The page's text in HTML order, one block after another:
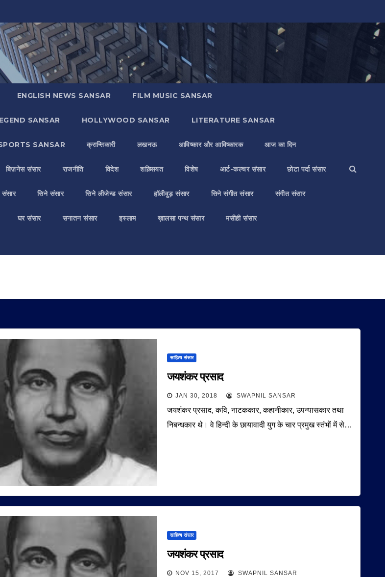
ENGLISH NEWS SANSAR FILM MUSIC SANSAR
SANSAR HOLLYWOOD SANSAR LITERATURE SANSAR
SANSAR क्रान्तिकारी लखनऊ आविष्कार और आविष्कारक आज का दिन
बिज़नेस संसार राजनीति विदेश शख़्सियत विशेष आर्ट-कल्चर संसार छोटा पर्दा संसार
संसार सिने संसार सिने लीजेन्ड संसार हॉलीवुड़ संसार सिने संगीत संसार संगीत संसार
घर संसार सनातन संसार इस्लाम ख़ालसा पन्थ संसार मसीही संसार
साहित्य संसार
जयशंकर प्रसाद
JAN 30, 2018 SWAPNIL SANSAR
जयशंकर प्रसाद, कवि, नाटककार, कहानीकार, उपन्यासकार तथा
निबन्धकार थे। वे हिन्दी के छायावादी युग के चार प्रमुख स्तंभों में से…
साहित्य संसार
जयशंकर प्रसाद
NOV 15, 2017 SWAPNIL SANSAR